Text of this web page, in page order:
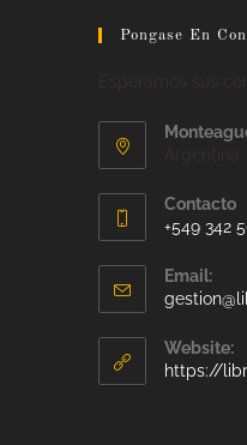
Pongase En
Contacto
+549 342
Email:
Website:
https://